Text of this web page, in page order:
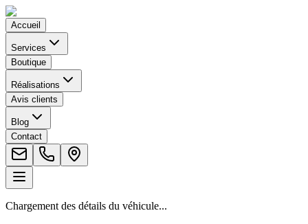
Accueil
Services
Boutique
Réalisations
Avis clients
Blog
Contact
Chargement des détails du véhicule...